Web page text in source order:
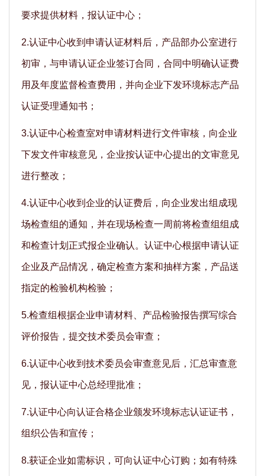
要求提供材料，报认证中心；
2.认证中心收到申请认证材料后，产品部办公室进行
初审，与申请认证企业签订合同，合同中明确认证费
用及年度监督检查费用，并向企业下发环境标志产品
认证受理通知书；
3.认证中心检查室对申请材料进行文件审核，向企业
下发文件审核意见，企业按认证中心提出的文审意见
进行整改；
4.认证中心收到企业的认证费后，向企业发出组成现
场检查组的通知，并在现场检查一周前将检查组组成
和检查计划正式报企业确认。认证中心根据申请认证
企业及产品情况，确定检查方案和抽样方案，产品送
指定的检验机构检验；
5.检查组根据企业申请材料、产品检验报告撰写综合
评价报告，提交技术委员会审查；
6.认证中心收到技术委员会审查意见后，汇总审查意
见，报认证中心总经理批准；
7.认证中心向认证合格企业颁发环境标志认证证书，
组织公告和宣传；
8.获证企业如需标识，可向认证中心订购；如有特殊